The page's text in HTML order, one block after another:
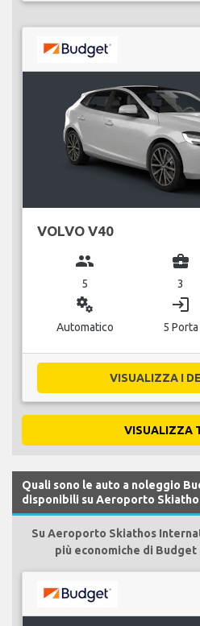
VOLVO V40
group
5
business_center
3
miscellaneous_services
Automatico
login
5 Porta
VISUALIZZA I
VISUALIZZA
Quali sono le auto a noleggio
disponibili su Aeroporto
Su Aeroporto Skiathos
più economiche di